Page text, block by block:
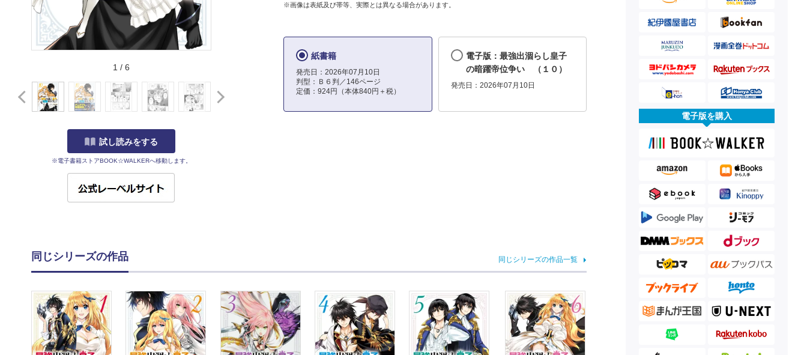
1 / 6
試し読みをする
※電子書籍ストアBOOK☆WALKERへ移動します。
※画像は表紙及び帯等、実際とは異なる場合があります。
紙書籍
発売日：2026年07月10日
判型：Ｂ６判／146ページ
定価：924円（本体840円＋税）
電子版：最強出涸らし皇子
の暗躍帝位争い （１０）
発売日：2026年07月10日
同じシリーズの作品 同じシリーズの作品一覧
電子版を購入